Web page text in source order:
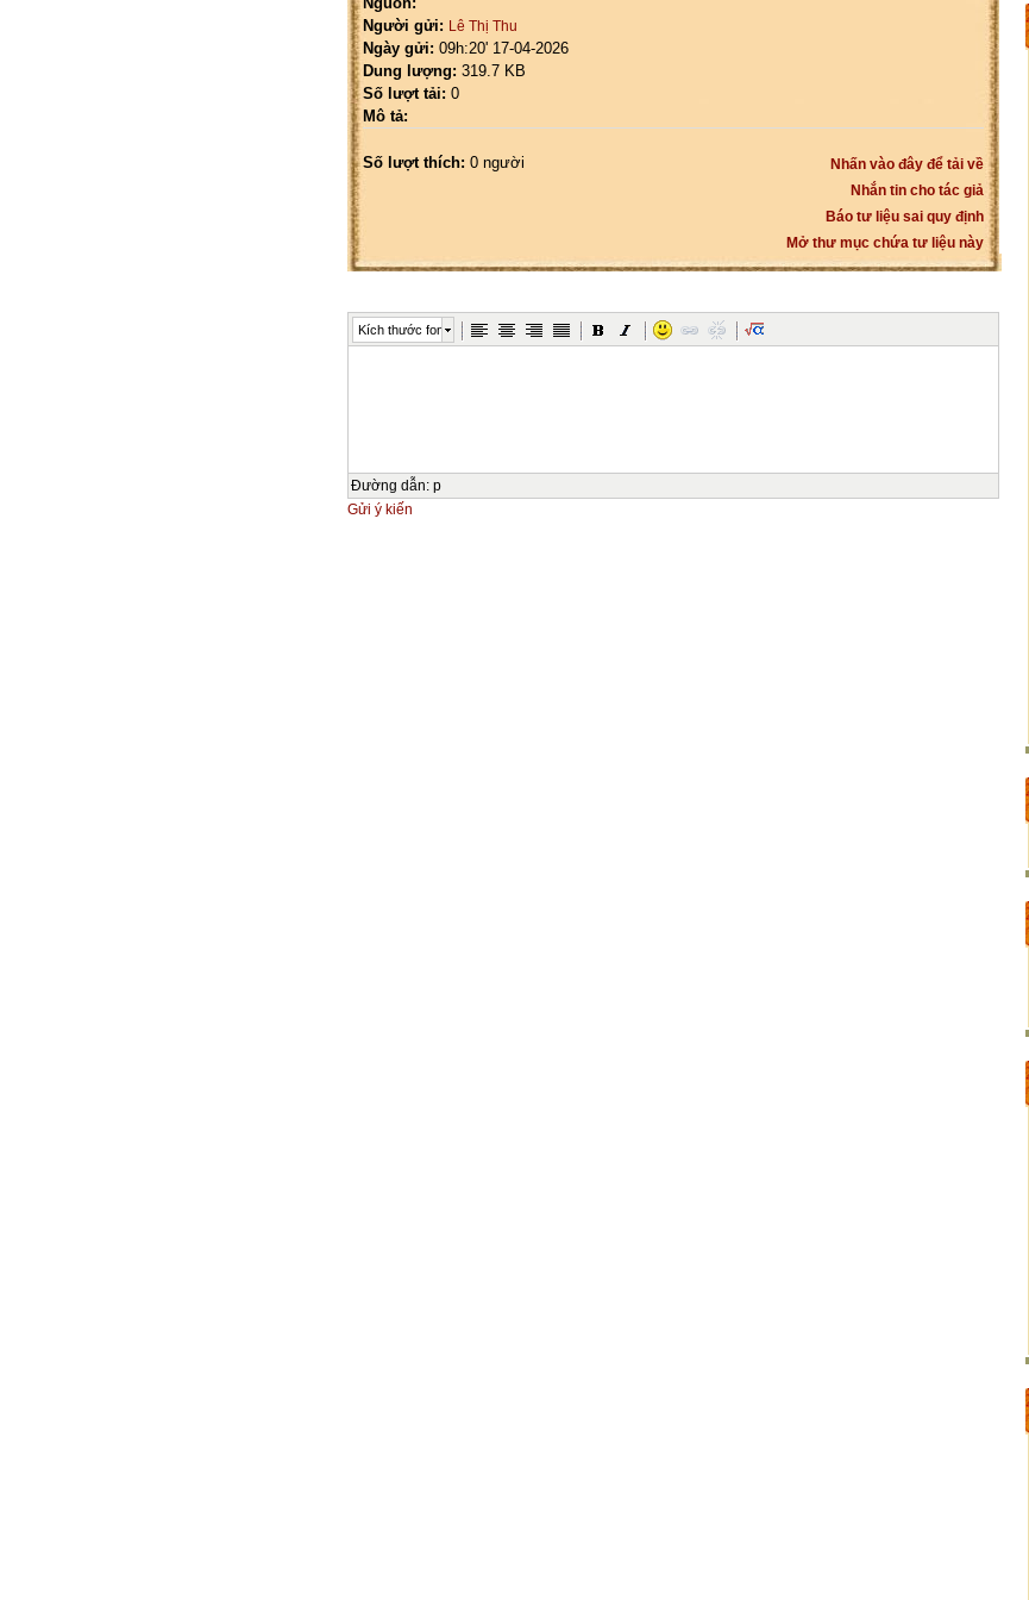
Người gửi: Lê Thị Thu
Ngày gửi: 09h:20' 17-04-2026
Dung lượng: 319.7 KB
Số lượt tải: 0
Mô tả:
Nhấn vào đây để tải về
Nhắn tin cho tác giả
Báo tư liệu sai quy định
Mở thư mục chứa tư liệu này
Số lượt thích: 0 người
Kích thước font
Đường dẫn: p
Gửi ý kiến